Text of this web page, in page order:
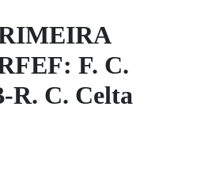
F. C.
R. C. Celta